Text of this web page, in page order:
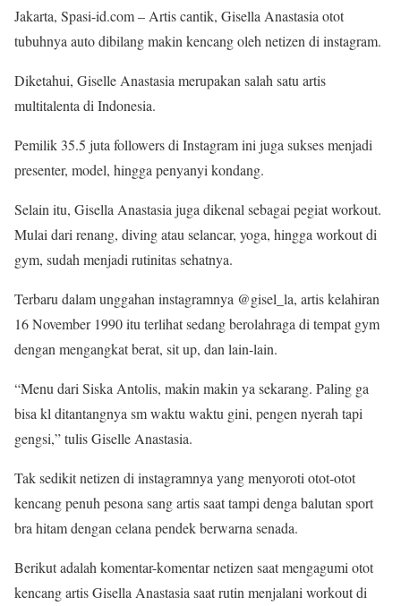
Jakarta, Spasi-id.com – Artis cantik, Gisella Anastasia otot
tubuhnya auto dibilang makin kencang oleh netizen di instagram.
Diketahui, Giselle Anastasia merupakan salah satu artis
multitalenta di Indonesia.
Pemilik 35.5 juta followers di Instagram ini juga sukses menjadi
presenter, model, hingga penyanyi kondang.
Selain itu, Gisella Anastasia juga dikenal sebagai pegiat workout.
Mulai dari renang, diving atau selancar, yoga, hingga workout di
gym, sudah menjadi rutinitas sehatnya.
Terbaru dalam unggahan instagramnya @gisel_la, artis kelahiran
16 November 1990 itu terlihat sedang berolahraga di tempat gym
dengan mengangkat berat, sit up, dan lain-lain.
“Menu dari Siska Antolis, makin makin ya sekarang. Paling ga
bisa kl ditantangnya sm waktu waktu gini, pengen nyerah tapi
gengsi,” tulis Giselle Anastasia.
Tak sedikit netizen di instagramnya yang menyoroti otot-otot
kencang penuh pesona sang artis saat tampi denga balutan sport
bra hitam dengan celana pendek berwarna senada.
Berikut adalah komentar-komentar netizen saat mengagumi otot
kencang artis Gisella Anastasia saat rutin menjalani workout di